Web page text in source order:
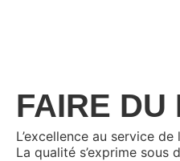
FAIRE DU
L’excellence au service
La qualité s’exprime